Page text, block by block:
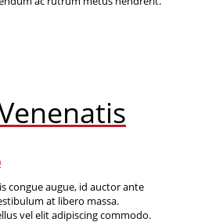
congue augue, id auctor ante
at libero massa.
vel elit adipiscing commodo.